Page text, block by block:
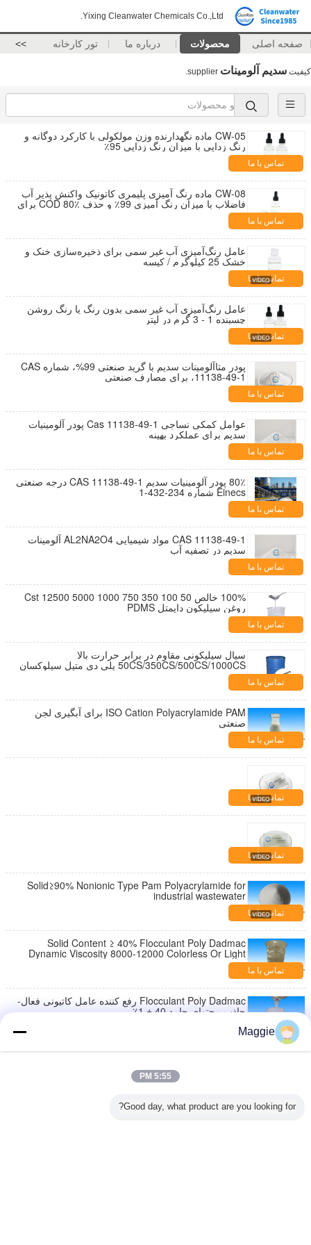
Yixing Cleanwater Chemicals Co.,Ltd.
صفحه اصلی محصولات درباره ما تور کارخانه >>
کیفیت سدیم آلومینات
CW-05 ماده نگهدارنده وزن مولکولی با کارکرد دوگانه و
رنگ زدایی با میزان رنگ زدایی 95٪
تماس با ما
CW-08 ماده رنگ آمیزی پلیمری کاتونیک واکنش پذیر آب
فاضلاب با میزان رنگ آمیزی 99٪ و حذف COD 80٪ برای
آب فاضلاب نساجی تماس با ما
عامل رنگ‌آمیزی آب غیر سمی برای ذخیره‌سازی خنک و
خشک 25 کیلوگرم / کیسه
تماس با ما
عامل رنگ‌آمیزی آب غیر سمی بدون رنگ یا رنگ روشن
چسبنده 1 - 3 گرم در لیتر
تماس با ما
پودر متاآلومینات سدیم با گرید صنعتی 99%، شماره CAS
11138-49-1، برای مصارف صنعتی
تماس با ما
عوامل کمکی نساجی Cas 11138-49-1 پودر آلومینیات
سدیم برای عملکرد بهینه
تماس با ما
80٪ پودر آلومینیات سدیم CAS 11138-49-1 درجه صنعتی
Einecs شماره 234-432-1
تماس با ما
CAS 11138-49-1 مواد شیمیایی AL2NA2O4 آلومینات
سدیم در تصفیه آب
تماس با ما
100% خالص 50 100 350 750 1000 5000 12500 Cst
روغن سیلیکون دایمتل PDMS
تماس با ما
سیال سیلیکونی مقاوم در برابر حرارت بالا
50CS/350CS/500CS/1000CS پلی دی متیل سیلوکسان
ها روغن سیلیکون Pdms تماس با ما
ISO Cation Polyacrylamide PAM برای آبگیری لجن
صنعتی
تماس با ما
تماس با ما
تماس با ما
Solid≥90% Nonionic Type Pam Polyacrylamide for
industrial wastewater
تماس با ما
Solid Content ≥ 40% Flocculant Poly Dadmac
Dynamic Viscosity 8000-12000 Colorless Or Light
Color Liquid تماس با ما
Flocculant Poly Dadmac رفع کننده عامل کاتیونی فعال-
جاذب محتوای جامد 40 ± 1٪
تماس با ما
عامل رطوبت مواد جامد 40 ± 1٪
کاتیونی فعال-جاذب پلی دیالیل دی متیل آمونیوم کلراید
Maggie
5:55 PM
Good day, what product are you looking for?